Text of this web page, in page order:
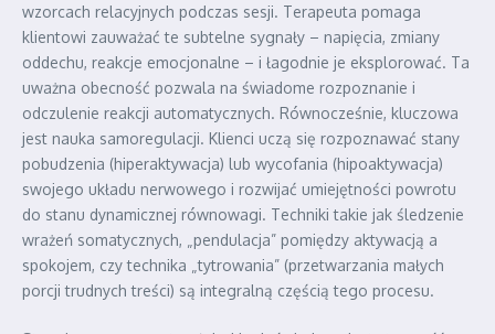
wzorcach relacyjnych podczas sesji. Terapeuta pomaga
klientowi zauważać te subtelne sygnały – napięcia, zmiany
oddechu, reakcje emocjonalne – i łagodnie je eksplorować. Ta
uważna obecność pozwala na świadome rozpoznanie i
odczulenie reakcji automatycznych. Równocześnie, kluczowa
jest nauka samoregulacji. Klienci uczą się rozpoznawać stany
pobudzenia (hiperaktywacja) lub wycofania (hipoaktywacja)
swojego układu nerwowego i rozwijać umiejętności powrotu
do stanu dynamicznej równowagi. Techniki takie jak śledzenie
wrażeń somatycznych, „pendulacja” pomiędzy aktywacją a
spokojem, czy technika „tytrowania” (przetwarzania małych
porcji trudnych treści) są integralną częścią tego procesu.